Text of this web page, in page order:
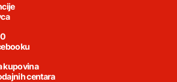
kupovina
centara